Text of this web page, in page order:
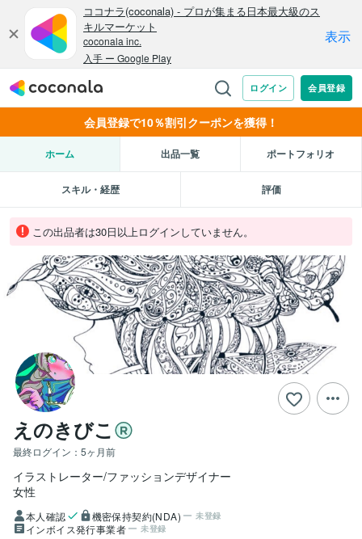
会員登録で10％割引クーポンを獲得！
ホーム 出品一覧 ポートフォリオ
スキル・経歴 評価
この出品者は30日以上ログインしていません。
えのきびこ
最終ログイン： 5ヶ月前
イラストレーター/ファッションデザイナー
女性
本人確認 機密保持契約(NDA) 未登録
インボイス発行事業者 未登録